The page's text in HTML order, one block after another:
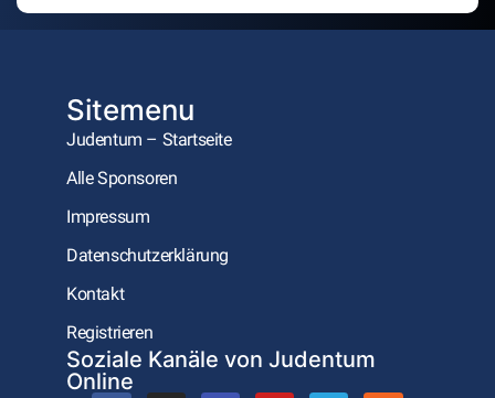
Sitemenu
Judentum – Startseite
Alle Sponsoren
Impressum
Datenschutzerklärung
Kontakt
Registrieren
Soziale Kanäle von Judentum
Online